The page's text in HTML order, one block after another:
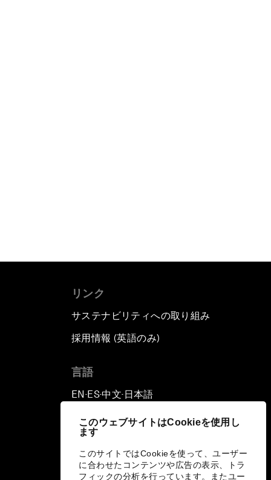
このウェブサイトはCookieを使用し
ます
このサイトではCookieを使って、ユーザー
に合わせたコンテンツや広告の表示、トラ
フィックの分析を行っています。またユー
リンク
サステナビリティへの取り組み
採用情報 (英語のみ)
言語
EN ▪ ES▪中文▪ 日本語